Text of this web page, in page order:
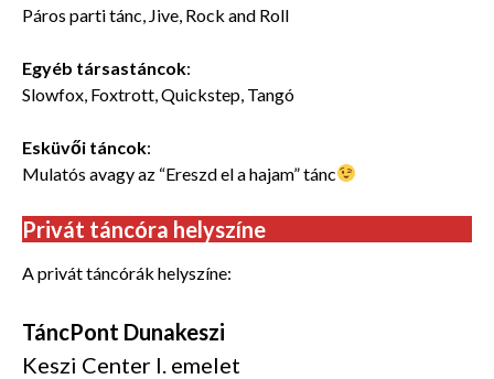
Páros parti tánc, Jive, Rock and Roll
Egyéb társastáncok:
Slowfox, Foxtrott, Quickstep, Tangó
Esküvői táncok:
Mulatós avagy az “Ereszd el a hajam” tánc
Privát táncóra helyszíne
A privát táncórák helyszíne:
TáncPont Dunakeszi
Keszi Center I. emelet